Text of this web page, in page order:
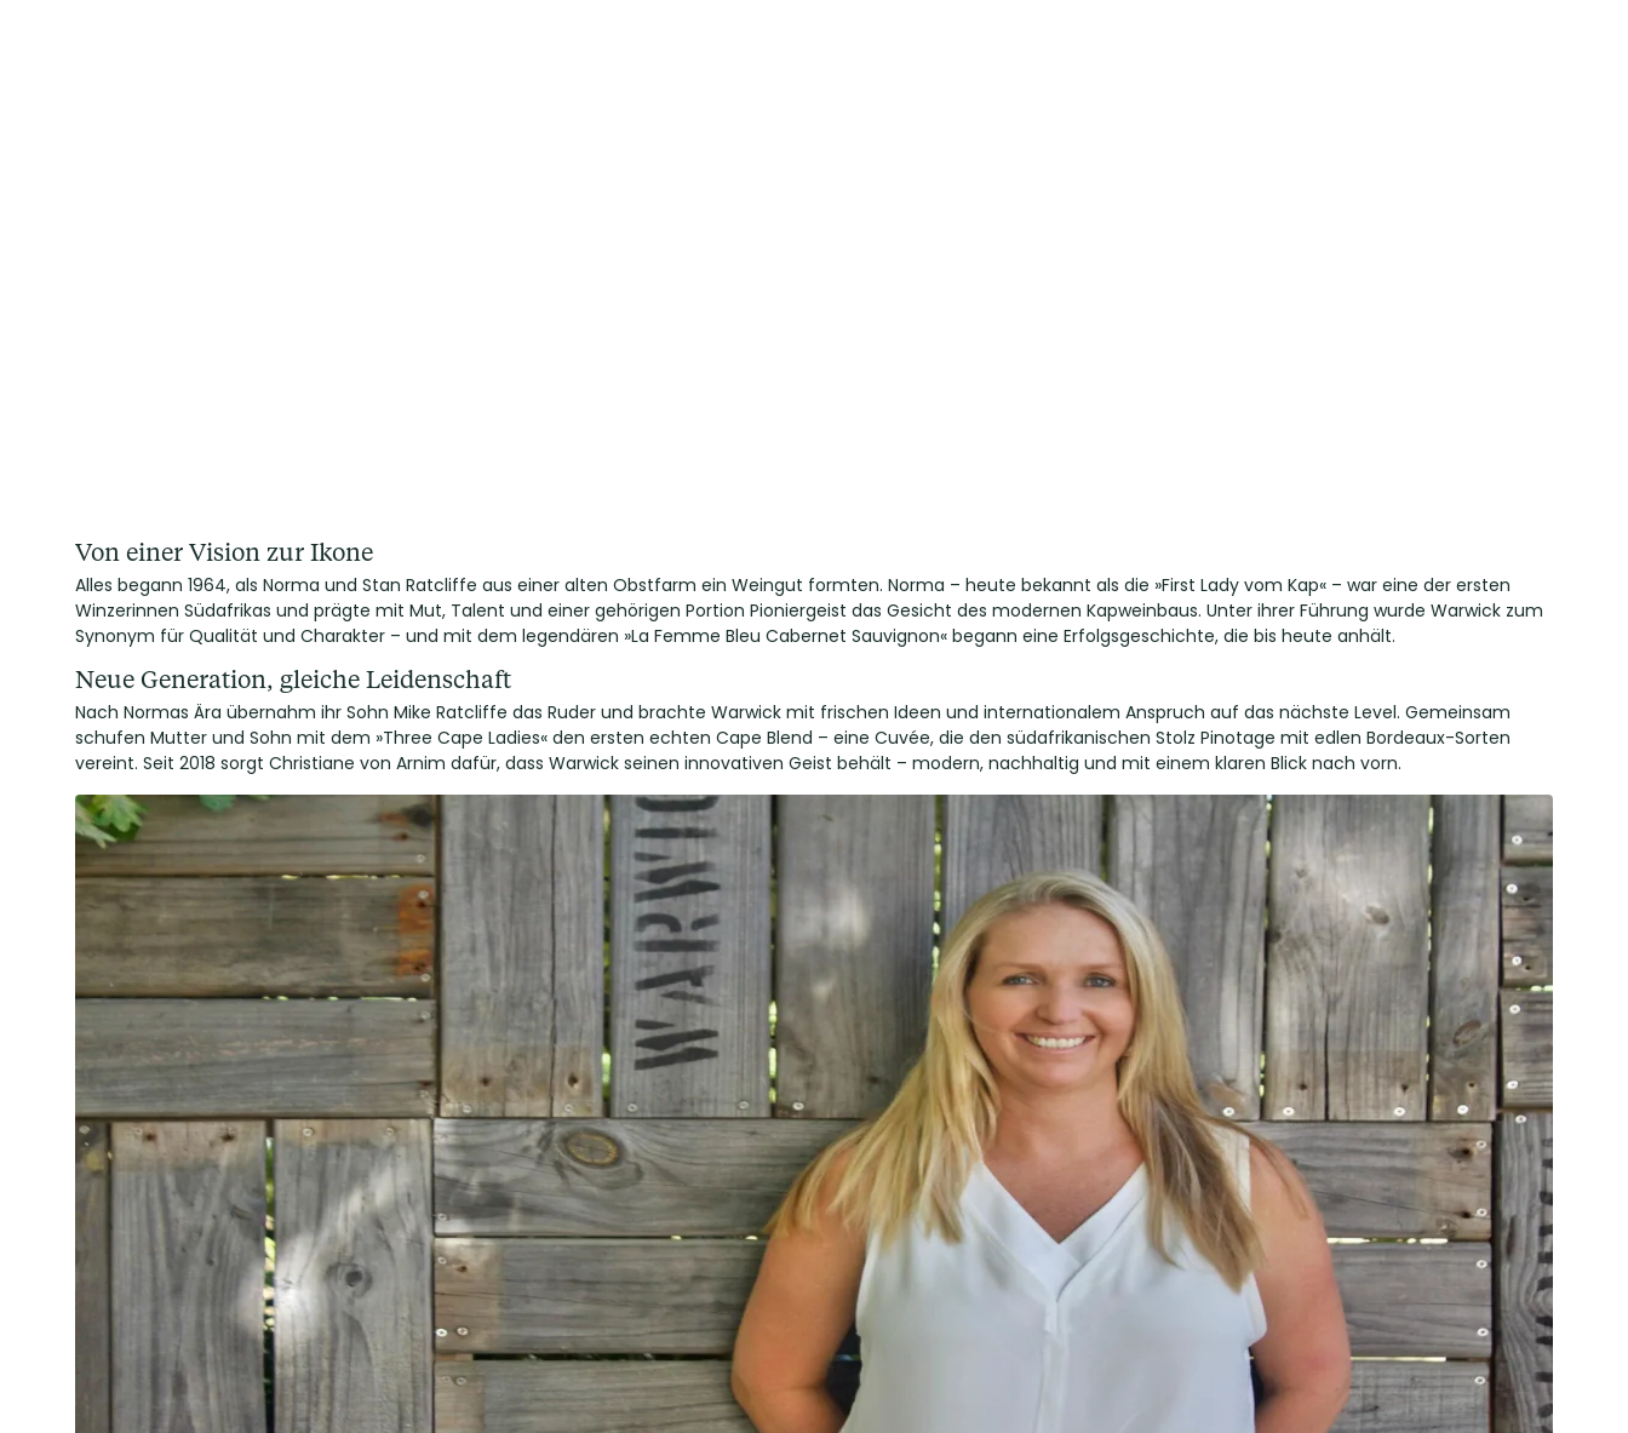
Von einer Vision zur Ikone
Alles begann 1964, als Norma und Stan Ratcliffe aus einer alten Obstfarm ein Weingut formten. Norma – heute bekannt als die »First Lady vom Kap« – war eine der ersten
Winzerinnen Südafrikas und prägte mit Mut, Talent und einer gehörigen Portion Pioniergeist das Gesicht des modernen Kapweinbaus. Unter ihrer Führung wurde Warwick zum
Synonym für Qualität und Charakter – und mit dem legendären »La Femme Bleu Cabernet Sauvignon« begann eine Erfolgsgeschichte, die bis heute anhält.
Neue Generation, gleiche Leidenschaft
Nach Normas Ära übernahm ihr Sohn Mike Ratcliffe das Ruder und brachte Warwick mit frischen Ideen und internationalem Anspruch auf das nächste Level. Gemeinsam
schufen Mutter und Sohn mit dem »Three Cape Ladies« den ersten echten Cape Blend – eine Cuvée, die den südafrikanischen Stolz Pinotage mit edlen Bordeaux-Sorten
vereint. Seit 2018 sorgt Christiane von Arnim dafür, dass Warwick seinen innovativen Geist behält – modern, nachhaltig und mit einem klaren Blick nach vorn.